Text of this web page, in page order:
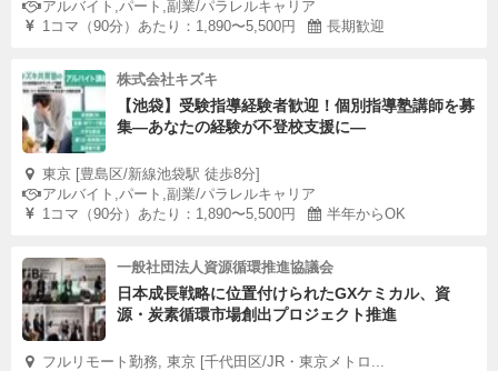
アルバイト,パート,副業/パラレルキャリア
1コマ（90分）あたり：1,890〜5,500円
長期歓迎
株式会社キズキ
【池袋】受験指導経験者歓迎！個別指導塾講師を募
集—あなたの経験が不登校支援に―
東京 [豊島区/新線池袋駅 徒歩8分]
アルバイト,パート,副業/パラレルキャリア
1コマ（90分）あたり：1,890〜5,500円
半年からOK
一般社団法人資源循環推進協議会
日本成長戦略に位置付けられたGXケミカル、資
源・炭素循環市場創出プロジェクト推進
フルリモート勤務, 東京 [千代田区/JR・東京メトロ...